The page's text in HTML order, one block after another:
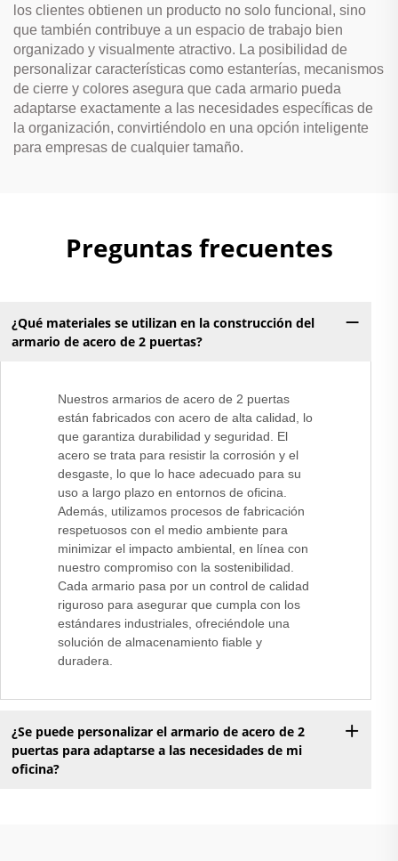
los clientes obtienen un producto no solo funcional, sino
que también contribuye a un espacio de trabajo bien
organizado y visualmente atractivo. La posibilidad de
personalizar características como estanterías, mecanismos
de cierre y colores asegura que cada armario pueda
adaptarse exactamente a las necesidades específicas de
la organización, convirtiéndolo en una opción inteligente
para empresas de cualquier tamaño.
Preguntas frecuentes
¿Qué materiales se utilizan en la construcción del
armario de acero de 2 puertas?
Nuestros armarios de acero de 2 puertas
están fabricados con acero de alta calidad, lo
que garantiza durabilidad y seguridad. El
acero se trata para resistir la corrosión y el
desgaste, lo que lo hace adecuado para su
uso a largo plazo en entornos de oficina.
Además, utilizamos procesos de fabricación
respetuosos con el medio ambiente para
minimizar el impacto ambiental, en línea con
nuestro compromiso con la sostenibilidad.
Cada armario pasa por un control de calidad
riguroso para asegurar que cumpla con los
estándares industriales, ofreciéndole una
solución de almacenamiento fiable y
duradera.
¿Se puede personalizar el armario de acero de 2
puertas para adaptarse a las necesidades de mi
oficina?